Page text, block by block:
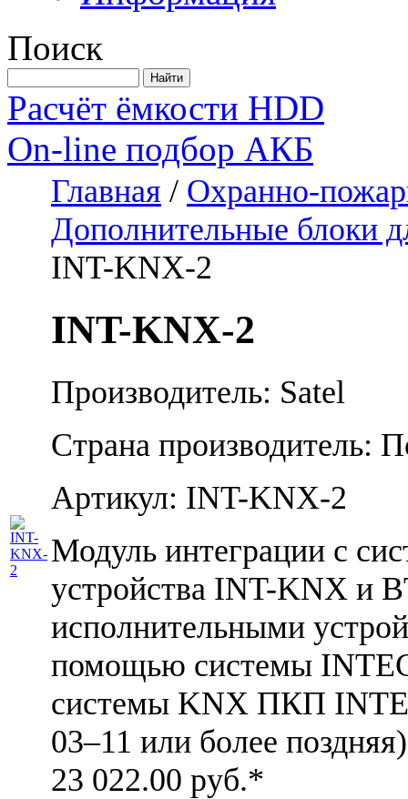
Поиск
Расчёт ёмкости HDD
On-line подбор АКБ
Главная / Охранно-
Дополнительные блоки
INT-KNX-2
INT-KNX-2
Производитель: Satel
Страна производитель:
Артикул: INT-KNX-2
Модуль интеграции с
устройства INT-KNX и
исполнительными
помощью системы
системы KNX ПКП
03–11 или более
23 022.00 руб.*